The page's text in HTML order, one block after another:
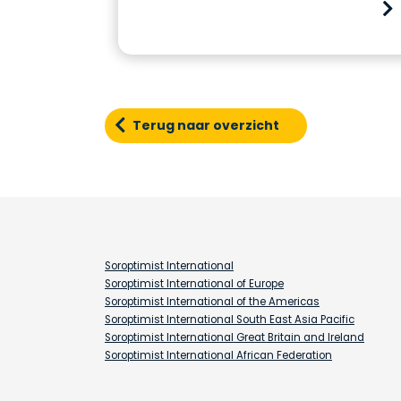
Terug naar overzicht
Soroptimist International
Soroptimist International of Europe
Soroptimist International of the Americas
Soroptimist International South East Asia Pacific
Soroptimist International Great Britain and Ireland
Soroptimist International African Federation